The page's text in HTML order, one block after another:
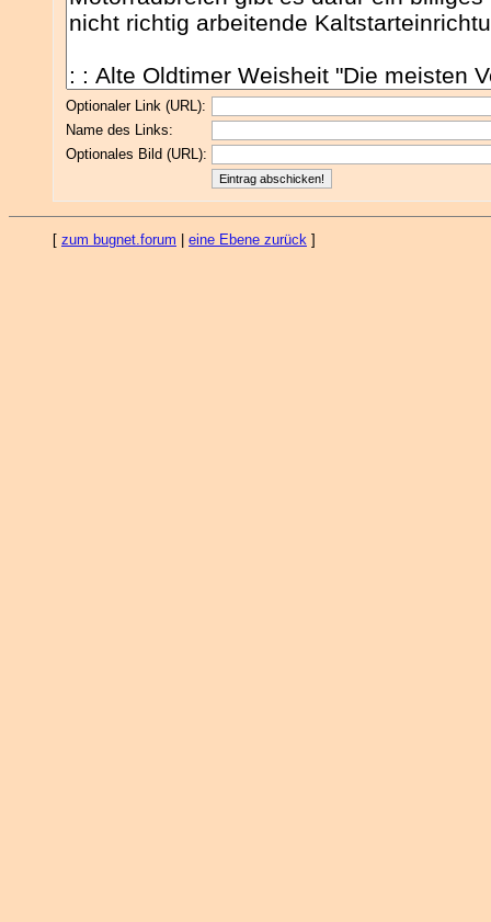
Optionaler Link (URL):
Name des Links:
Optionales Bild (URL):
[ zum bugnet.forum eine Ebene zurück ]